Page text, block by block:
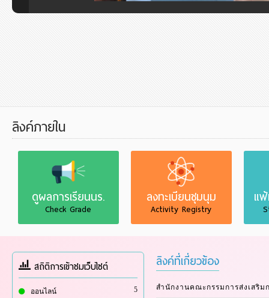
ลิงค์ภายใน
ดูผลการเรียนนร.
Check Grade
ลงทะเบียนชุมนุม
Activity Registry
แ
สถิติการเข้าชมเว็บไซต์
ออนไลน์
5
ลิงค์ที่เกี่ยวข้อง
สำนักงานคณะกรรมการส่งเสริม